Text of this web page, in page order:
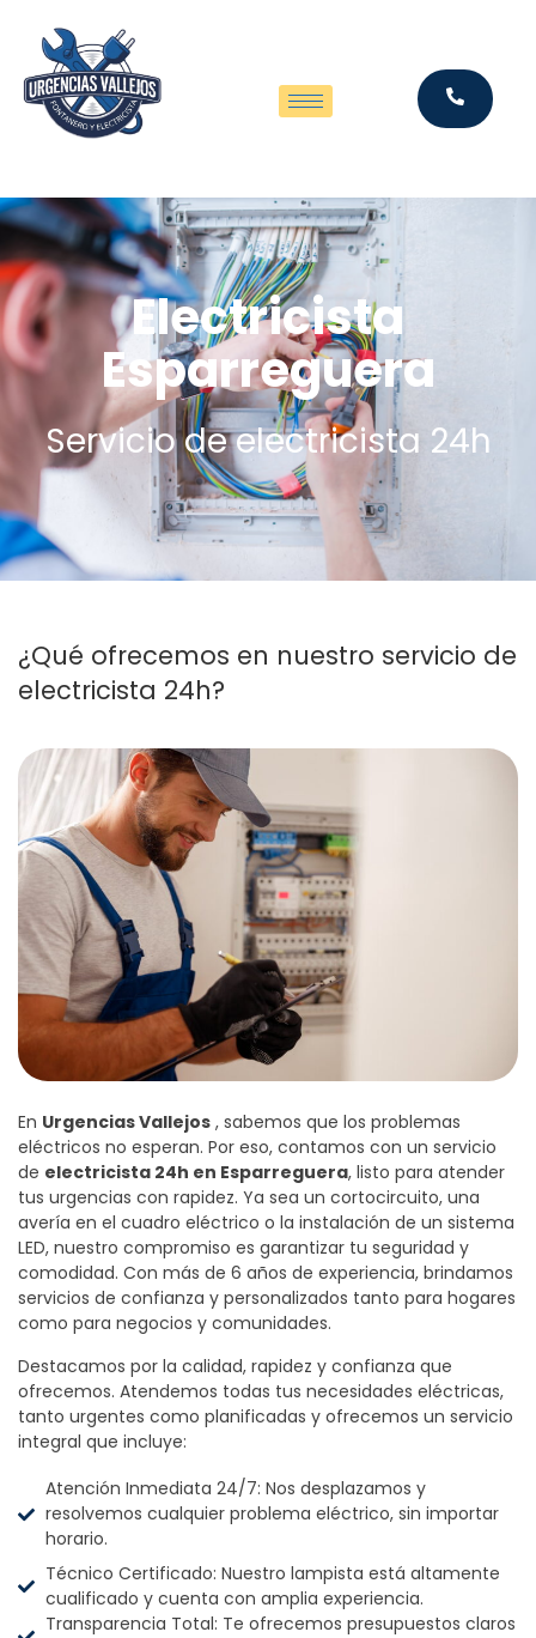
Electricista
Esparreguera
Servicio de electricista 24h
¿Qué ofrecemos en nuestro servicio de
electricista 24h?
En Urgencias Vallejos , sabemos que los problemas
eléctricos no esperan. Por eso, contamos con un servicio
de electricista 24h en Esparreguera, listo para atender
tus urgencias con rapidez. Ya sea un cortocircuito, una
avería en el cuadro eléctrico o la instalación de un sistema
LED, nuestro compromiso es garantizar tu seguridad y
comodidad. Con más de 6 años de experiencia, brindamos
servicios de confianza y personalizados tanto para hogares
como para negocios y comunidades.
Destacamos por la calidad, rapidez y confianza que
ofrecemos. Atendemos todas tus necesidades eléctricas,
tanto urgentes como planificadas y ofrecemos un servicio
integral que incluye:
Atención Inmediata 24/7: Nos desplazamos y
resolvemos cualquier problema eléctrico, sin importar
horario.
Técnico Certificado: Nuestro lampista está altamente
cualificado y cuenta con amplia experiencia.
Transparencia Total: Te ofrecemos presupuestos claros